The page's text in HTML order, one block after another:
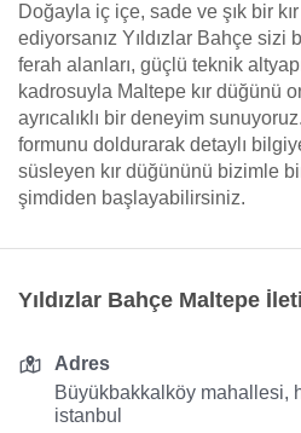
Doğayla iç içe, sade ve şık bir
ediyorsanız Yıldızlar Bahçe sizi
ferah alanları, güçlü teknik
kadrosuyla Maltepe kır düğünü
ayrıcalıklı bir deneyim
formunu doldurarak detaylı
süsleyen kır düğününü bizimle
şimdiden başlayabilirsiniz.
Yıldızlar Bahçe Maltepe
Adres
Büyükbakkalköy mahallesi,
istanbul